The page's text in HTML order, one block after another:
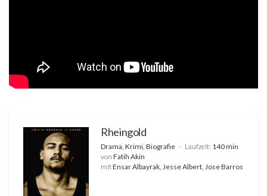
Rheingold
Drama, Krimi, Biografie Laufzeit: 140 min
von Fatih Akin
mitEnsar Albayrak, Jesse Albert, Jose Barros